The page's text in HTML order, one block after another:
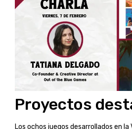
Proyectos
Los ochos juegos desarrollados en la